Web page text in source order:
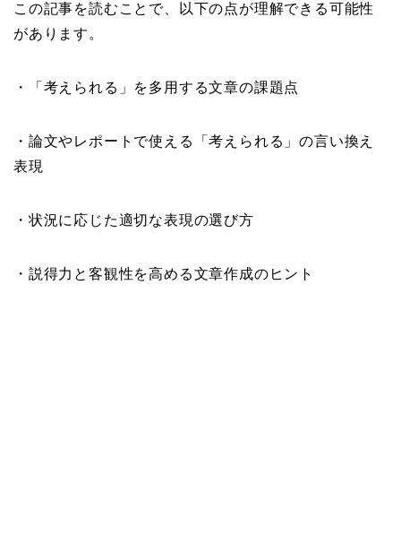
この記事を読むことで、以下の点が理解できる可能性
があります。
・「考えられる」を多用する文章の課題点
・論文やレポートで使える「考えられる」の言い換え
表現
・状況に応じた適切な表現の選び方
・説得力と客観性を高める文章作成のヒント